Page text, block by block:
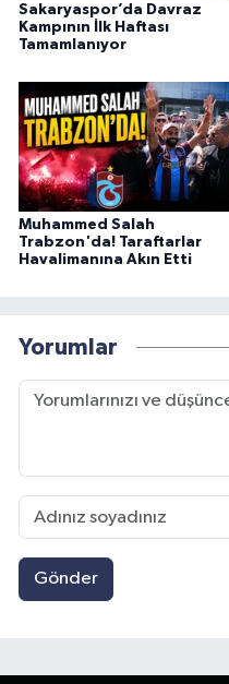
Sakaryaspor’da Davraz
Kampının İlk Haftası
Tamamlanıyor
Muhammed Salah
Trabzon'da! Taraftarlar
Havalimanına Akın Etti
Yorumlar
Gönder